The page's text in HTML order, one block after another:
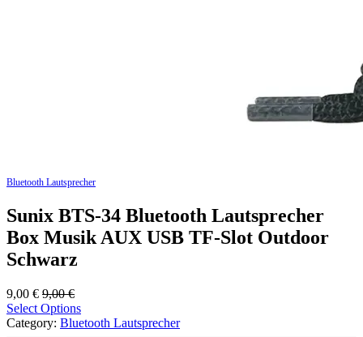
Bluetooth Lautsprecher
Sunix BTS-34 Bluetooth Lautsprecher
Box Musik AUX USB TF-Slot Outdoor
Schwarz
9,00 € 9,00€
Select Options
Category: Bluetooth Lautsprecher